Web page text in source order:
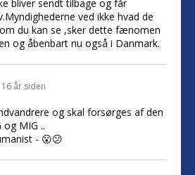
bliver sendt tilbage og får
ved ikke hvad de
du kan se ,sker dette fænomen
og åbenbart nu også i Danmark.
år siden
og skal forsørges af den
og MIG ..
- 😮😕